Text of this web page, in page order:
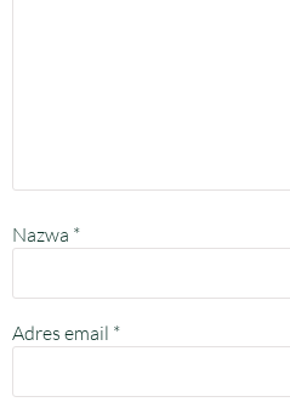
Nazwa *
Adres email *